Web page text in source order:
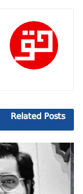
Related Posts